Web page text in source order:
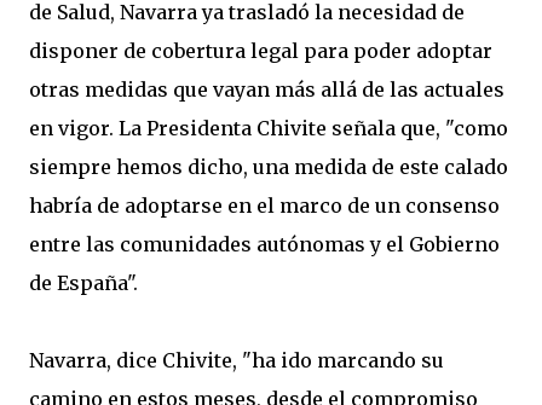
de Salud, Navarra ya trasladó la necesidad de
disponer de cobertura legal para poder adoptar
otras medidas que vayan más allá de las actuales
en vigor. La Presidenta Chivite señala que, "como
siempre hemos dicho, una medida de este calado
habría de adoptarse en el marco de un consenso
entre las comunidades autónomas y el Gobierno
de España".
Navarra, dice Chivite, "ha ido marcando su
camino en estos meses, desde el compromiso